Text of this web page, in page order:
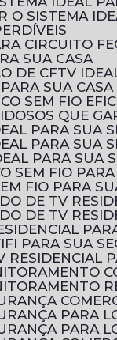
O SISTEMA
CIRCUITO
SUA CASA
DE CFTV
SUA CASA
SEM FIO
QUE
PARA SUA
PARA SUA
PARA SUA
SEM FIO
FIO PARA
DE TV
DE TV
PARA SUA
RESIDENCIAL
PARA
PARA